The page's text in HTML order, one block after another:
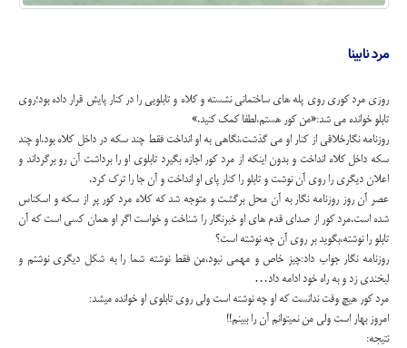
مرد نابینا
روزی مرد کوری روی پله های ساختمانی نشسته و کلاه و تابلویی را در کنار پایش قرار داده بود؛روی
تابلو خوانده می شد:«من کور هستم،لطفا کمک کنید.»
روزنامه نگارخلاقی از کنار او می گذشت،نگاهی به او انداخت فقط چند سکه در داخل کلاه بود.او چند
سکه داخل کلاه انداخت و بدون اینکه از مرد کور اجازه بگیرد تابلوی او را برداشت آن رو برگرداند و
اعلان دیگری را روی آن نوشت و تابلو را کنار پای او انداخت و آن جا را ترک کرد.
عصر آن روز روزنامه نگار به آن محل برگشت و متوجه شد که کلاه مرد کور پر از سکه و اسکناس
شده است.مرد کور از صدای قدم های او خبرنگار را شناخت و خواست اگر او همان کسی است که آن
تابلو را نوشته،بگوید بر روی آن چه نوشته است؟
روزنامه نگار جواب داد:چیز خاص و مهمی نبود،من فقط نوشته شما را به شکل دیگری نوشتم و
لبخندی زد و به راه خود ادامه داد…
مرد کور هیچ وقت ندانست که او چه نوشته است ولی روی تابلوی او خوانده میشد:
امروز بهار است ولی من نمیتوانم آن را ببینم!!
نتیجه: